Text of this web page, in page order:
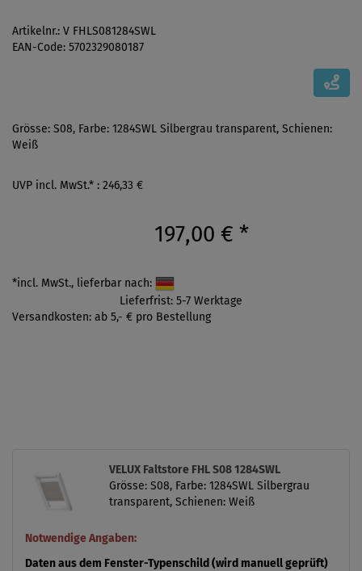
Artikelnr.: V FHLS081284SWL
EAN-Code: 5702329080187
Grösse: S08, Farbe: 1284SWL Silbergrau transparent, Schienen:
Weiß
UVP incl. MwSt.* : 246,33 €
197,00 € *
*incl. MwSt., lieferbar nach:
Lieferfrist: 5-7 Werktage
Versandkosten: ab 5,- € pro Bestellung
VELUX Faltstore FHL S08 1284SWL
Grösse: S08, Farbe: 1284SWL Silbergrau
transparent, Schienen: Weiß
Notwendige Angaben:
Daten aus dem Fenster-Typenschild (wird manuell geprüft)